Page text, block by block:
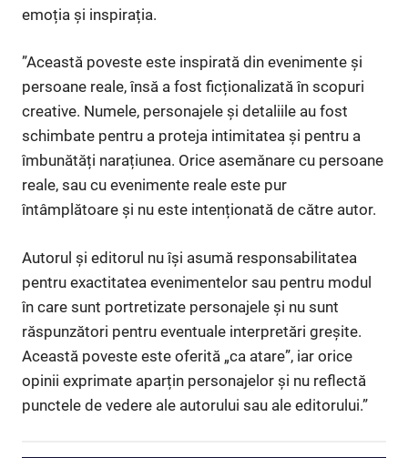
emoția și inspirația.
”Această poveste este inspirată din evenimente și
persoane reale, însă a fost ficționalizată în scopuri
creative. Numele, personajele și detaliile au fost
schimbate pentru a proteja intimitatea și pentru a
îmbunătăți narațiunea. Orice asemănare cu persoane
reale, sau cu evenimente reale este pur
întâmplătoare și nu este intenționată de către autor.
Autorul și editorul nu își asumă responsabilitatea
pentru exactitatea evenimentelor sau pentru modul
în care sunt portretizate personajele și nu sunt
răspunzători pentru eventuale interpretări greșite.
Această poveste este oferită „ca atare”, iar orice
opinii exprimate aparțin personajelor și nu reflectă
punctele de vedere ale autorului sau ale editorului.”